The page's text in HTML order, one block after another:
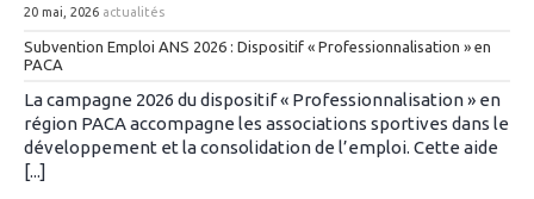
20 mai, 2026 actualités
Subvention Emploi ANS 2026 : Dispositif « Professionnalisation » en
PACA
La campagne 2026 du dispositif « Professionnalisation » en
région PACA accompagne les associations sportives dans le
développement et la consolidation de l’emploi. Cette aide
[...]